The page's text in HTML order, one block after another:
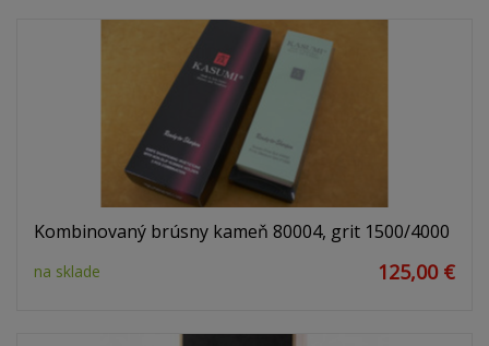
Kombinovaný brúsny kameň 80004, grit 1500/4000
na sklade 125,00 €